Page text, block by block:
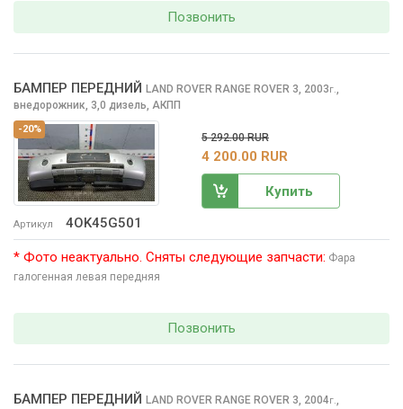
Позвонить
-20%
Артикул 4OK45G501
БАМПЕР ПЕРЕДНИЙ LAND ROVER RANGE ROVER 3, 2003г.,
внедорожник, 3,0 дизель, АКПП
5 292.00 RUR
4 200.00 RUR
Купить
* Фото неактуально. Сняты следующие запчасти: Фара
галогенная левая передняя
Позвонить
БАМПЕР ПЕРЕДНИЙ LAND ROVER RANGE ROVER 3, 2004г.,